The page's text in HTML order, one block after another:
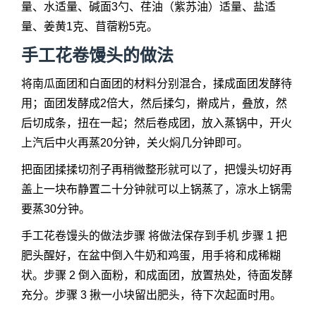
量、水适量、碱面3勺、荏油（紫苏油）适量、盐适
量、姜黄1克、苜蓿粉5克。
手工花卷馒头的做法
将南瓜面团和白面团的材料分别混合，揉成面团发酵待
用；面团发酵成2倍大，然后揉匀，擀成片，叠放，然
后切成条，扭在一起；然后卷成团，放入蒸锅中，开火
上汽后中火再蒸20分钟，关火焖几分钟即可。
把面团揉揉切剂子再稍微整形就可以了，把馒头切好再
盖上一块布静置二十分钟就可以上锅蒸了，凉水上锅需
要蒸30分钟。
手工花卷馒头的做法步骤 将做法保存到手机 步骤 1 把
肥头醒好，在盆中倒入牛奶和鸡蛋，用手将和成稀糊
状。步骤 2 倒入面粉，和成面团，放置热处，待面发酵
充分。步骤 3 揪一小块留出肥头，待下次起面时用。